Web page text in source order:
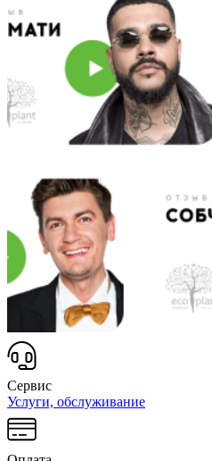
Сервис
Услуги, обслуживание